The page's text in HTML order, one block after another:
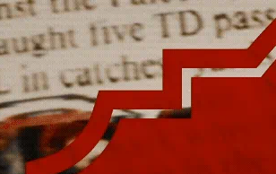
Skip
to
main
content